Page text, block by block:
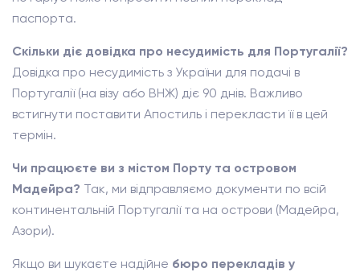
паспорта.
Скільки діє довідка про несудимість для Португалії?
Довідка про несудимість з України для подачі в
Португалії (на візу або ВНЖ) діє 90 днів. Важливо
встигнути поставити Апостиль і перекласти її в цей
термін.
Чи працюєте ви з містом Порту та островом
Мадейра? Так, ми відправляємо документи по всій
континентальній Португалії та на острови (Мадейра,
Азори).
Якщо ви шукаєте надійне бюро перекладів у